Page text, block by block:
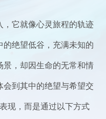
，它就像心灵旅程的轨迹
绝望低谷，充满未知的
景，却因生命的无常和情
到其中的绝望与希望交
现，而是通过以下方式